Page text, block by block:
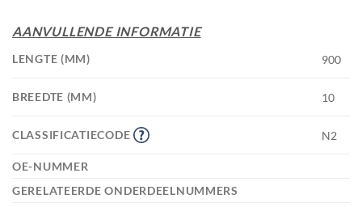
AANVULLENDE INFORMATIE
LENGTE (MM) 900
BREEDTE (MM) 10
CLASSIFICATIECODE N2
OE-NUMMER
GERELATEERDE ONDERDEELNUMMERS